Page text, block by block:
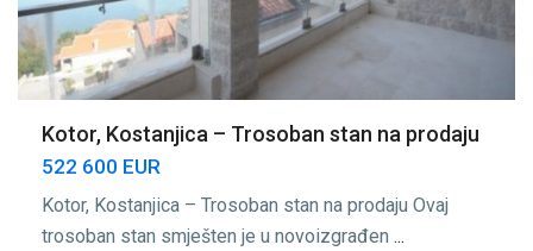
Kotor, Kostanjica – Trosoban stan na prodaju
522 600 EUR
Kotor, Kostanjica – Trosoban stan na prodaju Ovaj
trosoban stan smješten je u novoizgrađen ...